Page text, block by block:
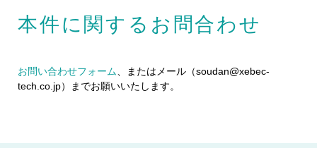
本件に関するお問合わせ
お問い合わせフォーム、またはメール（soudan@xebec-
tech.co.jp）までお願いいたします。